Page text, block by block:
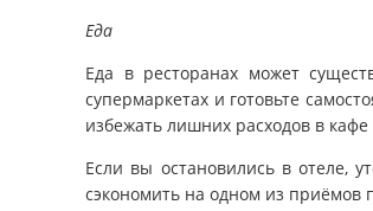
Еда
Еда в ресторанах может
супермаркетах и готовьте
избежать лишних расходов в
Если вы остановились в отеле,
сэкономить на одном из приёмов